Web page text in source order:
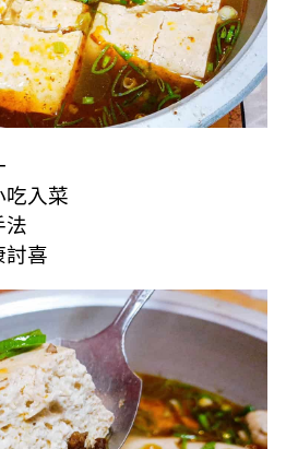
吃入菜
法
討喜